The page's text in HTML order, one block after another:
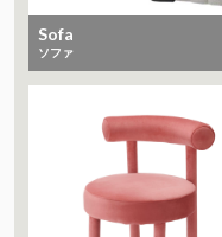
Sofa
ソファ